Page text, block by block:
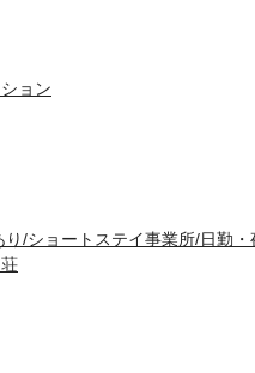
ョン
/ショートステイ事業所/日勤・